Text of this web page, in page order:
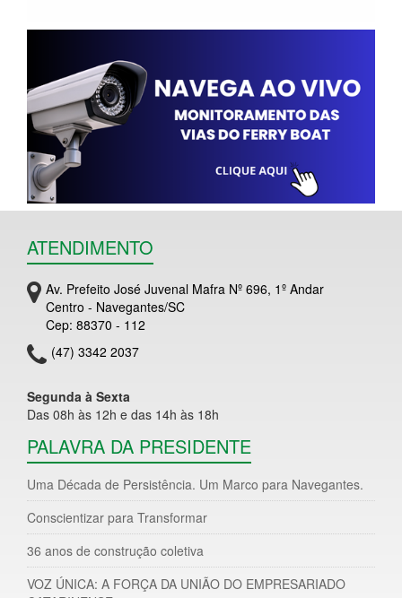
ATENDIMENTO
Av. Prefeito José Juvenal Mafra Nº 696, 1º Andar
Centro - Navegantes/SC
Cep: 88370 - 112
(47) 3342 2037
Segunda à Sexta
Das 08h às 12h e das 14h às 18h
PALAVRA DA PRESIDENTE
Uma Década de Persistência. Um Marco para Navegantes.
Conscientizar para Transformar
36 anos de construção coletiva
VOZ ÚNICA: A FORÇA DA UNIÃO DO EMPRESARIADO